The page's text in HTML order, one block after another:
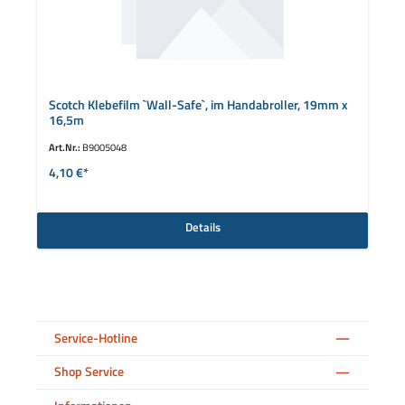
Scotch Klebefilm `Wall-Safe`, im Handabroller, 19mm x
16,5m
Art.Nr.: B9005048
4,10 €*
Details
Service-Hotline
Shop Service